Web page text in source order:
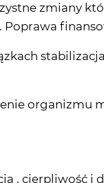
zmiany
Poprawa
organizmu
, cierpliwość i